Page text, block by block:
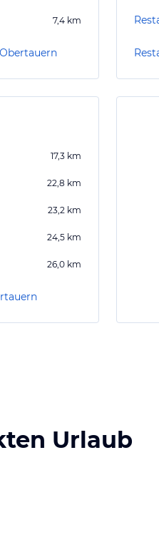
7,4 km
17,3 km
22,8 km
23,2 km
24,5 km
26,0 km
Urlaub